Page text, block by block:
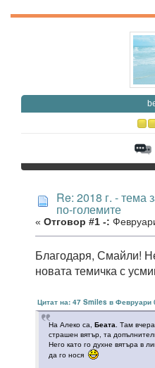
Re: 2018 г. - тема
по-големите
« Отговор #1 -:
Благодаря, Смайли!
новата темичка с
Цитат на: 47 Smiles в Февруари
На Алеко са, Беата . Там
страшен вятър, та
Него като го духне вятъра в
да го нося